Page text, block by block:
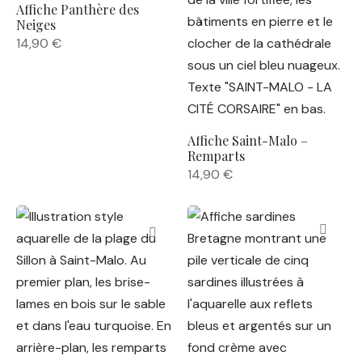
Affiche Panthère des
Neiges
14,90 €
Affiche Saint-Malo –
Remparts
14,90 €